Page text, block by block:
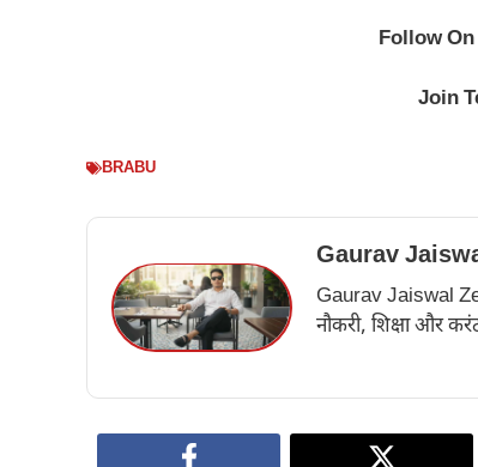
Follow On
Join
BRABU
Gaurav
Gaurav Jaiswal
नौकरी, शिक्षा और